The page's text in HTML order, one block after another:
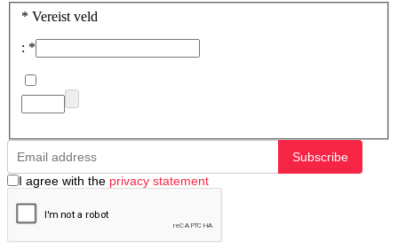
* Vereist veld
: *
Subscribe
I agree with the privacy statement